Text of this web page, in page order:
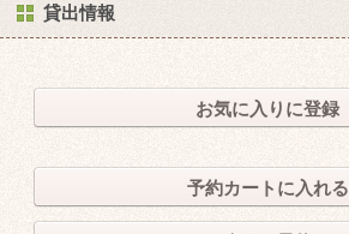
貸出情報
お気に入りに登録
予約カートに入れる